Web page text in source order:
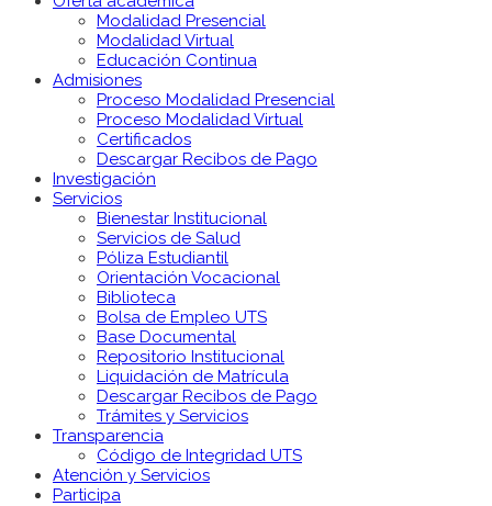
Modalidad Presencial
Modalidad Virtual
Educación Continua
Admisiones
Proceso Modalidad Presencial
Proceso Modalidad Virtual
Certificados
Descargar Recibos de Pago
Investigación
Servicios
Bienestar Institucional
Servicios de Salud
Póliza Estudiantil
Orientación Vocacional
Biblioteca
Bolsa de Empleo UTS
Base Documental
Repositorio Institucional
Liquidación de Matrícula
Descargar Recibos de Pago
Trámites y Servicios
Transparencia
Código de Integridad UTS
Atención y Servicios
Participa